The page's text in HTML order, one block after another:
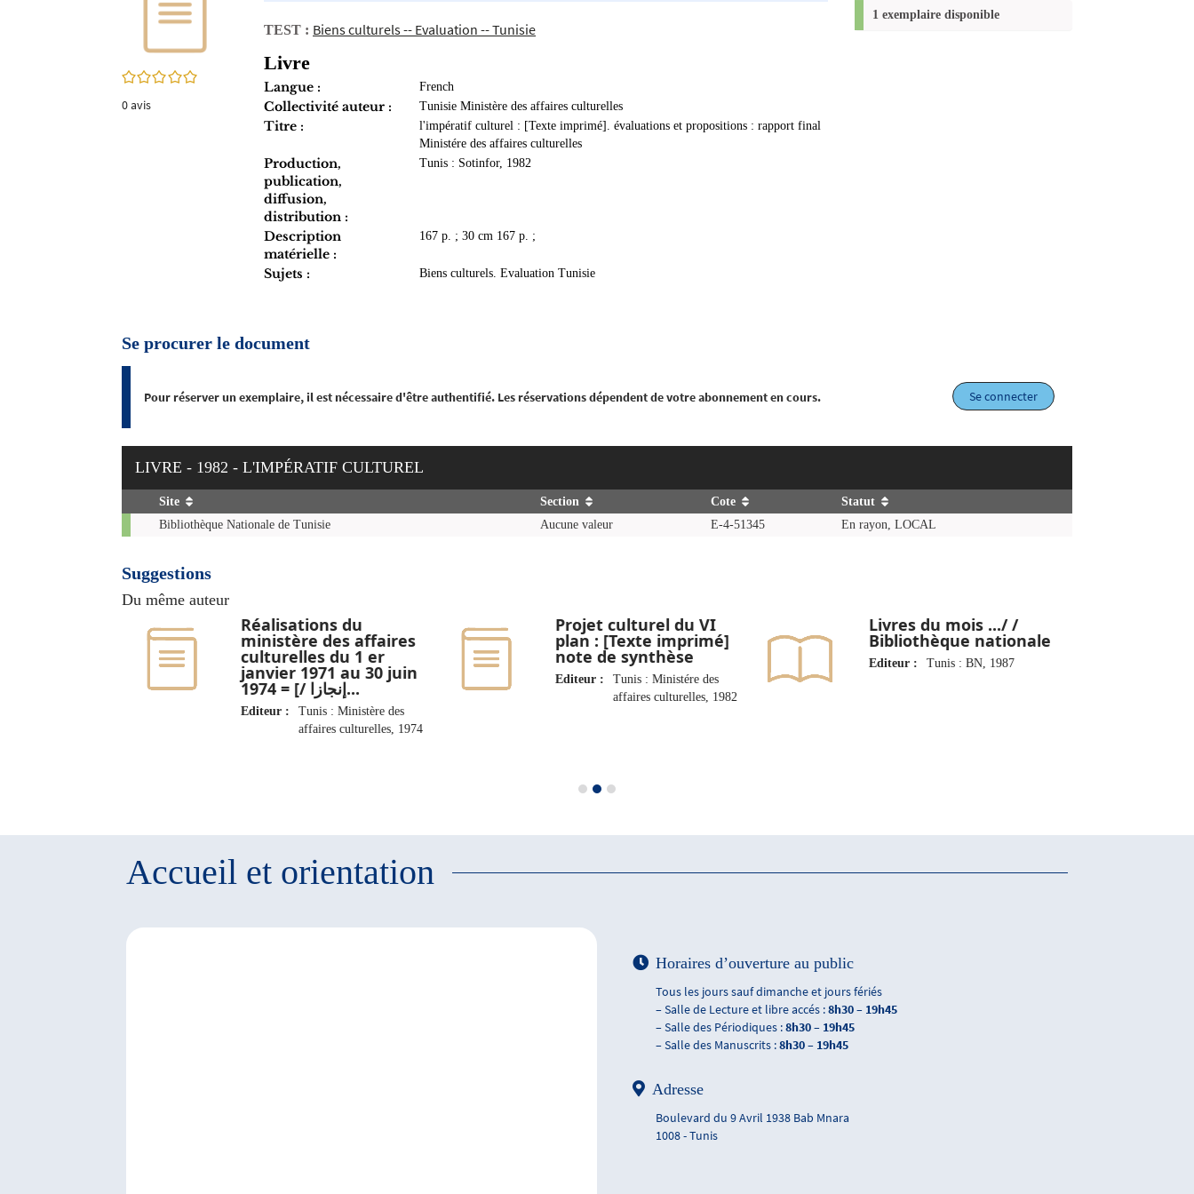
0/5
0avis
TEST : Biens culturels -- Evaluation -- Tunisie
Livre
Langue : French
Collectivité auteur : Tunisie Ministère des affaires culturelles
Titre :
l'impératif culturel : [Texte imprimé]. évaluations et propositions : rapport final
Ministére des affaires culturelles
Production,
publication,
diffusion,
distribution :
Tunis : Sotinfor, 1982
Description
matérielle :
167 p. ; 30 cm 167 p. ;
Sujets : Biens culturels. Evaluation Tunisie
1 exemplaire disponible
Se procurer le document
Pour réserver un exemplaire, il est nécessaire d'être authentifié. Les réservations dépendent de votre abonnement en cours. Se connecter
LIVRE - 1982 - L'IMPÉRATIF CULTUREL
Exemplaires
Site Section Cote
Statut
Bibliothèque Nationale de Tunisie
Aucune valeur E-4-51345 En rayon, LOCAL
Suggestions
Du même auteur
Projet culturel du VI
plan : [Texte imprimé]
note de synthèse
Editeur :
Tunis : Ministére des
affaires culturelles, 1982
Livres du mois .../ /
Bibliothèque nationale
Editeur : Tunis : BN, 1987
Réalisations du
ministère des affaires
culturelles du 1 er
janvier 1971 au 30 juin
1974 = [/ إنجازا...
Editeur :
Tunis : Ministère des
affaires culturelles, 1974
Accueil et orientation
Horaires d’ouverture au public
Tous les jours sauf dimanche et jours fériés
– Salle de Lecture et libre accés :8h30 – 19h45
– Salle des Périodiques :8h30 – 19h45
– Salle des Manuscrits :8h30 – 19h45
Adresse
Boulevard du 9 Avril 1938 Bab Mnara
1008 - Tunis